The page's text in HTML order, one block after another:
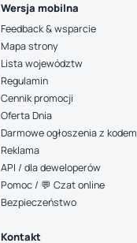
Wersja mobilna
Feedback & wsparcie
Mapa strony
Lista województw
Regulamin
Cennik promocji
Oferta Dnia
Darmowe ogłoszenia z kodem
Reklama
API / dla deweloperów
Pomoc / 💬 Czat online
Bezpieczeństwo
Kontakt